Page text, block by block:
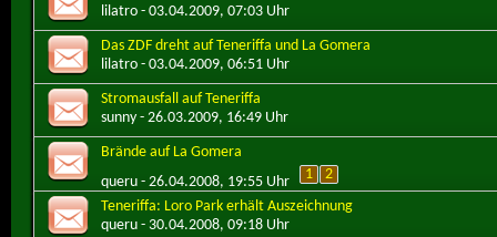
lilatro - 03.04.2009, 07:03 Uhr
Das ZDF dreht auf Teneriffa und La Gomera
lilatro - 03.04.2009, 06:51 Uhr
Stromausfall auf Teneriffa
sunny - 26.03.2009, 16:49 Uhr
Brände auf La Gomera
queru - 26.04.2008, 19:55 Uhr 1
2
Teneriffa: Loro Park erhält Auszeichnung
queru - 30.04.2008, 09:18 Uhr